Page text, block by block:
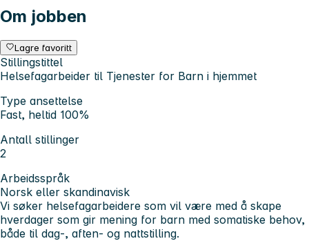
Om jobben
Lagre favoritt
Stillingstittel
Helsefagarbeider til Tjenester for Barn i hjemmet
Type ansettelse
Fast, heltid 100%
Antall stillinger
2
Arbeidsspråk
Norsk eller skandinavisk
Vi søker helsefagarbeidere som vil være med å skape
hverdager som gir mening for barn med somatiske behov,
både til dag-, aften- og nattstilling.